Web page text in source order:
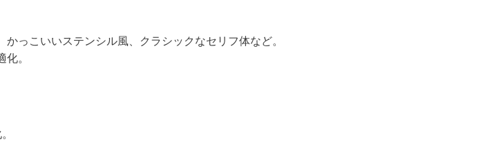
かっこいいステンシル風、クラシックなセリフ体など。
。